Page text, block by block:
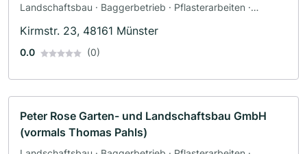
Landschaftsbau · Baggerbetrieb · Pflasterarbeiten ·
Kirmstr. 23, 48161 Münster
0.0 (0)
Peter Rose Garten- und Landschaftsbau GmbH
(vormals Thomas Pahls)